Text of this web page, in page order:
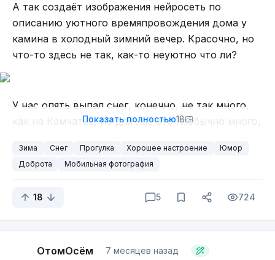
А так создаёт изображения нейросеть по
описанию уютного времяпровождения дома у
камина в холодный зимний вечер. Красочно, но
что-то здесь не так, как-то неуютно что ли?
У нас опять выпал снег, конечно, не так много,
как на Камчатке, но для нас это необычно много,
немного творений природы. Правда, перед этим
мне пришлось постоять немного в снегу, пока я
поэтому ноги у меня слегка замёрзли.
Показать полностью18
Зима Снег Прогулка Хорошее настроение
Юмор
Доброта
Мобильная фотография
18 5 724
ОтомОсём 7 месяцев назад